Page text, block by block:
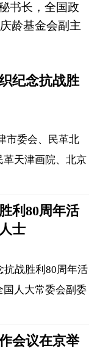
书长，全国政
龄基金会副主
纪念抗战胜
市委会、民革北
天津画院、北京
利80周年活
士
抗战胜利80周年活
人大常委会副委
会议在京举